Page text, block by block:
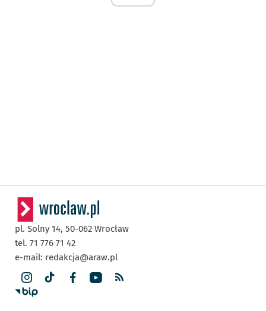
pl. Solny 14, 50-062 Wrocław
tel. 71 776 71 42
e-mail: redakcja@araw.pl